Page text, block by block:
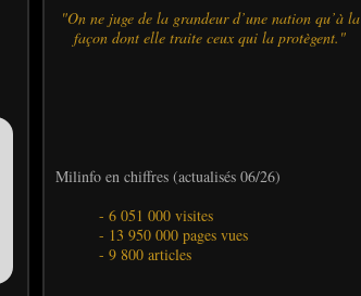
"On ne juge de la grandeur d’une nation qu’à la
façon dont elle traite ceux qui la protègent."
Milinfo en chiffres (actualisés 06/26)
- 6 051 000 visites
- 13 950 000 pages vues
- 9 800 articles